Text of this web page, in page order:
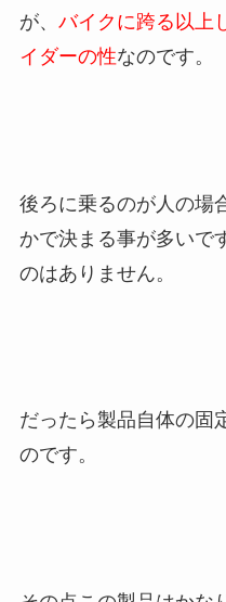
が、 バイクに跨る以上
イダーの性なのです。
後ろに乗るのが人の場
かで決まる事が多いで
のはありません。
だったら製品自体の固
のです。